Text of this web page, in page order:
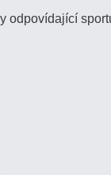
odpovídající